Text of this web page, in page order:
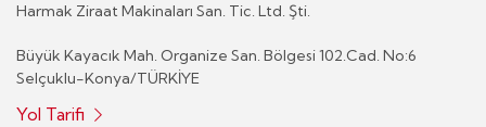
Harmak Ziraat Makinaları San. Tic. Ltd. Şti.
Büyük Kayacık Mah. Organize San. Bölgesi 102.Cad. No:6
Selçuklu-Konya/TÜRKİYE
Yol Tarifi